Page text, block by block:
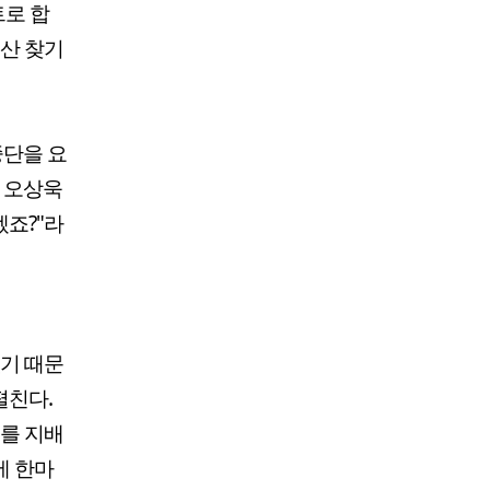
합
찾기
을 요
상욱
죠?"라
때문
친다.
지배
한마